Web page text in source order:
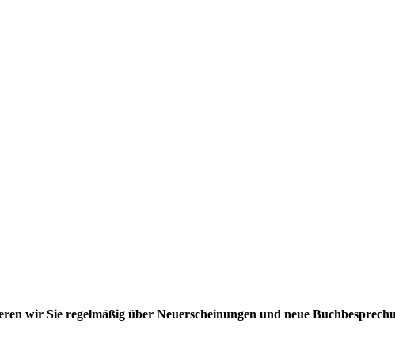
wir Sie regelmäßig über Neuerscheinungen und neue